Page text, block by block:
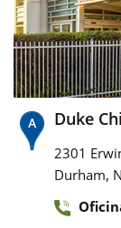
Duke
2301
Durham,